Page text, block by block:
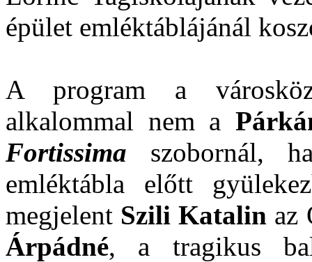
épület emléktáblájánál
A program a
alkalommal nem a
Fortissima szobornál,
emléktábla előtt
megjelent Szili Katalin az
Árpádné, a tragikus